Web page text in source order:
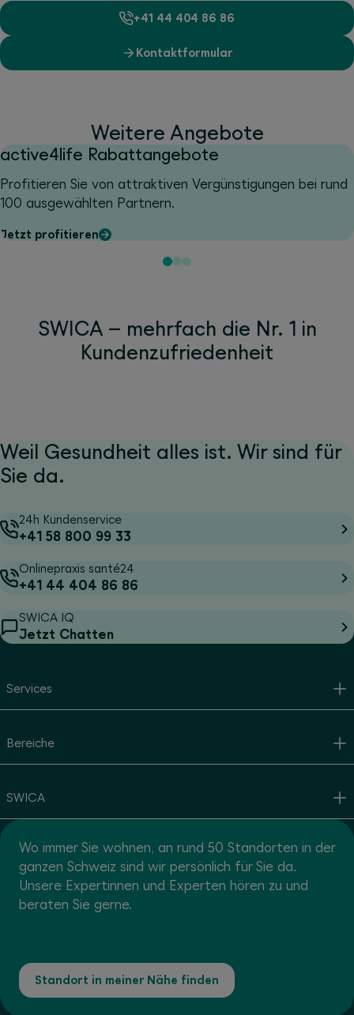
+41 44 404 86 86
Kontaktformular
Weitere Angebote
active4life Rabattangebote
Profitieren Sie von attraktiven Vergünstigungen bei rund
100 ausgewählten Partnern.
Jetzt profitieren
SWICA – mehrfach die Nr. 1 in
Kundenzufriedenheit
Weil Gesundheit alles ist. Wir sind für
Sie da.
24h Kundenservice
+41 58 800 99 33
Onlinepraxis santé24
+41 44 404 86 86
SWICA IQ
Jetzt Chatten
Services
Bereiche
SWICA
Wo immer Sie wohnen, an rund 50 Standorten in der
ganzen Schweiz sind wir persönlich für Sie da.
Unsere Expertinnen und Experten hören zu und
beraten Sie gerne.
Standort in meiner Nähe finden